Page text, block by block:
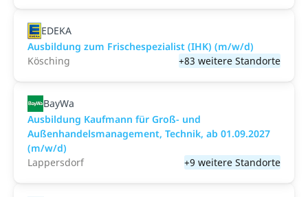
EDEKA
Ausbildung zum Frischespezialist (IHK) (m/w/d)
Kösching
+83 weitere Standorte
BayWa
Ausbildung Kaufmann für Groß- und
Außenhandelsmanagement, Technik, ab 01.09.2027
(m/w/d)
Lappersdorf
+9 weitere Standorte